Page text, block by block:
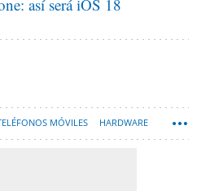
así será iOS 18
MÓVILES HARDWARE